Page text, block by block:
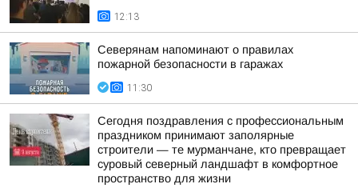
12:13
Северянам напоминают о правилах
пожарной безопасности в гаражах
11:30
Сегодня поздравления с профессиональным
праздником принимают заполярные
строители — те мурманчане, кто превращает
суровый северный ландшафт в комфортное
пространство для жизни